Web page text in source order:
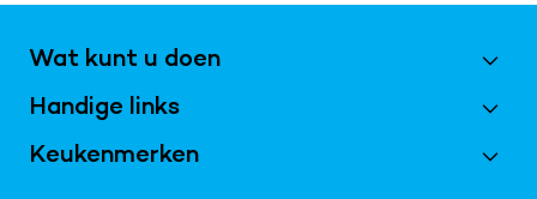
Wat kunt u doen
Maak een afspraak
Vraag magazine aan
Handige links
Best Beoordeeld 2026
Keukenmerken